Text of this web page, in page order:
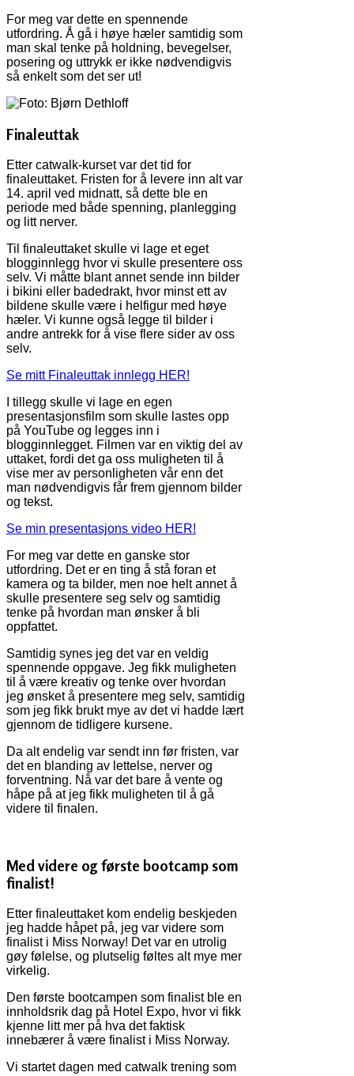
For meg var dette en spennende
utfordring. Å gå i høye hæler samtidig som
man skal tenke på holdning, bevegelser,
posering og uttrykk er ikke nødvendigvis
så enkelt som det ser ut!
Finaleuttak
Etter catwalk-kurset var det tid for
finaleuttaket. Fristen for å levere inn alt var
14. april ved midnatt, så dette ble en
periode med både spenning, planlegging
og litt nerver.
Til finaleuttaket skulle vi lage et eget
blogginnlegg hvor vi skulle presentere oss
selv. Vi måtte blant annet sende inn bilder
i bikini eller badedrakt, hvor minst ett av
bildene skulle være i helfigur med høye
hæler. Vi kunne også legge til bilder i
andre antrekk for å vise flere sider av oss
selv.
Se mitt Finaleuttak innlegg HER!
I tillegg skulle vi lage en egen
presentasjonsfilm som skulle lastes opp
på YouTube og legges inn i
blogginnlegget. Filmen var en viktig del av
uttaket, fordi det ga oss muligheten til å
vise mer av personligheten vår enn det
man nødvendigvis får frem gjennom bilder
og tekst.
Se min presentasjons video HER!
For meg var dette en ganske stor
utfordring. Det er en ting å stå foran et
kamera og ta bilder, men noe helt annet å
skulle presentere seg selv og samtidig
tenke på hvordan man ønsker å bli
oppfattet.
Samtidig synes jeg det var en veldig
spennende oppgave. Jeg fikk muligheten
til å være kreativ og tenke over hvordan
jeg ønsket å presentere meg selv, samtidig
som jeg fikk brukt mye av det vi hadde lært
gjennom de tidligere kursene.
Da alt endelig var sendt inn før fristen, var
det en blanding av lettelse, nerver og
forventning. Nå var det bare å vente og
håpe på at jeg fikk muligheten til å gå
videre til finalen.
Med videre og første bootcamp som
finalist!
Etter finaleuttaket kom endelig beskjeden
jeg hadde håpet på, jeg var videre som
finalist i Miss Norway! Det var en utrolig
gøy følelse, og plutselig føltes alt mye mer
virkelig.
Den første bootcampen som finalist ble en
innholdsrik dag på Hotel Expo, hvor vi fikk
kjenne litt mer på hva det faktisk
innebærer å være finalist i Miss Norway.
Vi startet dagen med catwalk trening som